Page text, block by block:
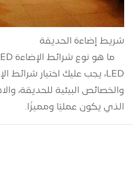
شريط إضاءة الحديقة
والخصائص البيئية للحديقة،
الذي يكون عمليًا ومميزًا.